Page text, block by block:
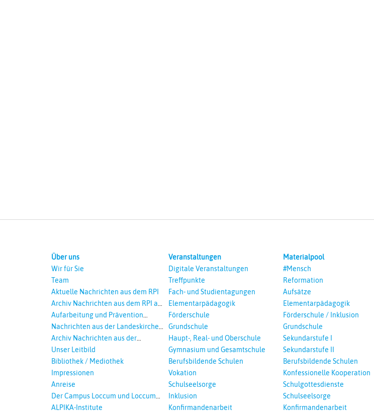
Über uns
Wir für Sie
Team
Aktuelle Nachrichten aus dem RPI
Archiv Nachrichten aus dem RPI ab
2018
Aufarbeitung und Prävention
sexualisierte Gewalt - Landeskirche
Nachrichten aus der Landeskirche
Hannovers
Archiv Nachrichten aus der
Landeskirche in Auswahl
Unser Leitbild
Bibliothek / Mediothek
Impressionen
Anreise
Der Campus Loccum und Loccumer
Einrichtungen
ALPIKA-Institute
Veranstaltungen
Digitale Veranstaltungen
Treffpunkte
Fach- und Studientagungen
Elementarpädagogik
Förderschule
Grundschule
Haupt-, Real- und Oberschule
Gymnasium und Gesamtschule
Berufsbildende Schulen
Vokation
Schulseelsorge
Inklusion
Konfirmandenarbeit
Materialpool
#Mensch
Reformation
Aufsätze
Elementarpädagogik
Förderschule / Inklusion
Grundschule
Sekundarstufe I
Sekundarstufe II
Berufsbildende Schulen
Konfessionelle Kooperation
Schulgottesdienste
Schulseelsorge
Konfirmandenarbeit